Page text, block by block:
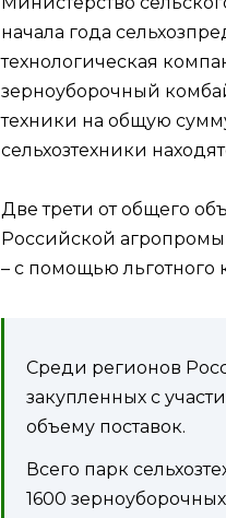
начала года
технологическая
зерноуборочный
техники на общую
сельхозтехники
Две трети от общего
Российской
– с помощью льготного
Среди регионов
закупленных с
объему поставок.
Всего парк
1600